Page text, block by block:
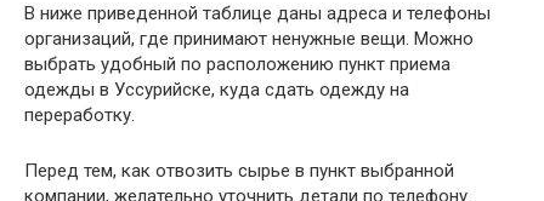
В ниже приведенной таблице даны адреса и телефоны
организаций, где принимают ненужные вещи. Можно
выбрать удобный по расположению пункт приема
одежды в Уссурийске, куда сдать одежду на
переработку.
Перед тем, как отвозить сырье в пункт выбранной
компании, желательно уточнить детали по телефону.